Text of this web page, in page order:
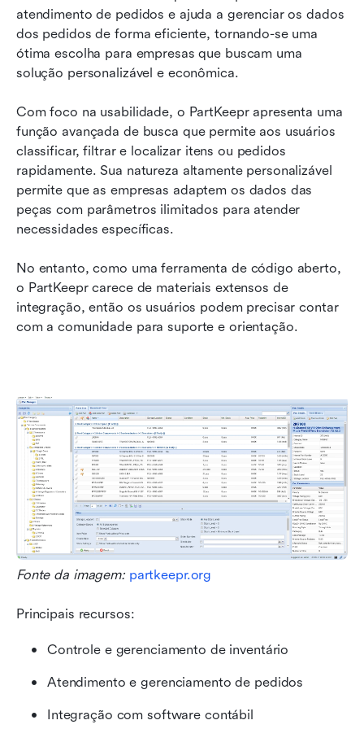
atendimento de pedidos e ajuda a gerenciar os dados
dos pedidos de forma eficiente, tornando-se uma
ótima escolha para empresas que buscam uma
solução personalizável e econômica.
Com foco na usabilidade, o PartKeepr apresenta uma
função avançada de busca que permite aos usuários
classificar, filtrar e localizar itens ou pedidos
rapidamente. Sua natureza altamente personalizável
permite que as empresas adaptem os dados das
peças com parâmetros ilimitados para atender
necessidades específicas.
No entanto, como uma ferramenta de código aberto,
o PartKeepr carece de materiais extensos de
integração, então os usuários podem precisar contar
com a comunidade para suporte e orientação.
Fonte da imagem: partkeepr.org
Principais recursos:
Controle e gerenciamento de inventário
Atendimento e gerenciamento de pedidos
Integração com software contábil